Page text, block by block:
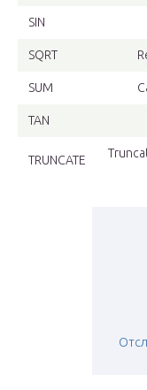
SIN
SQRT
SUM
TAN
TRUNCATE